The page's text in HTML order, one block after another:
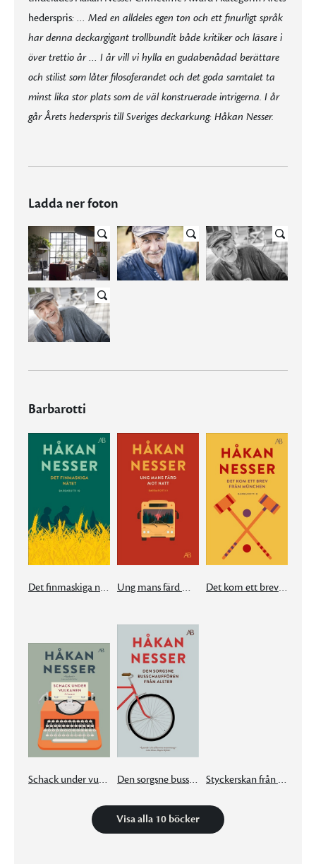
hederspris: … Med en alldeles egen ton och ett finurligt språk
har denna deckargigant trollbundit både kritiker och läsare i
över trettio år … I år vill vi hylla en gudabenådad berättare
och stilist som låter filosoferandet och det goda samtalet ta
minst lika stor plats som de väl konstruerade intrigerna. I år
går Årets hederspris till Sveriges deckarkung: Håkan Nesser.
Ladda ner foton
Barbarotti
Det finmaskiga nätet Ung mans färd mot natt Det kom ett brev från München
Schack under vulkanen Den sorgsne busschauffören från Alster Styckerskan från Lilla Burma
Visa alla 10 böcker